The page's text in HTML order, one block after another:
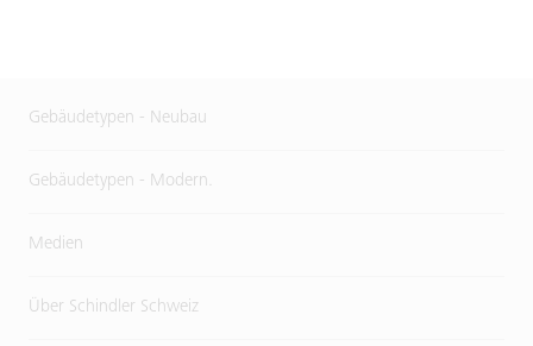
Gebäudetypen - Neubau
Gebäudetypen - Modern.
Medien
Über Schindler Schweiz